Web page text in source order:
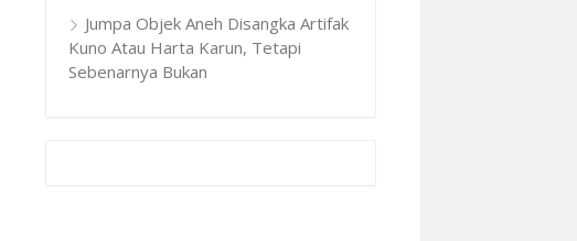
Jumpa Objek Aneh Disangka Artifak
Kuno Atau Harta Karun, Tetapi
Sebenarnya Bukan